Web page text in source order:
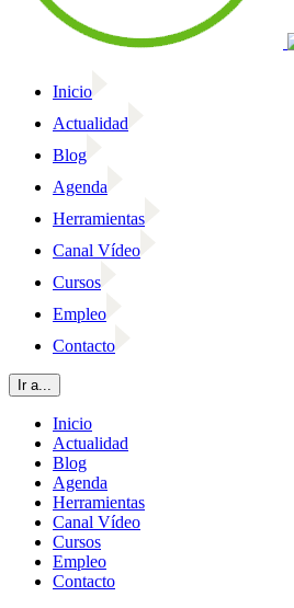
Inicio
Actualidad
Blog
Agenda
Herramientas
Canal Vídeo
Cursos
Empleo
Contacto
Ir a...
Inicio
Actualidad
Blog
Agenda
Herramientas
Canal Vídeo
Cursos
Empleo
Contacto